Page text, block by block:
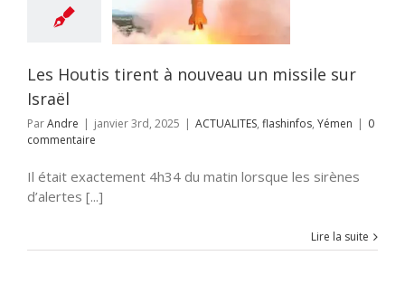
flashinfos
Les Houtis tirent à nouveau un missile sur
Israël
ParAndre | janvier 3rd, 2025 | ACTUALITES, flashinfos, Yémen | 0
commentaire
Il était exactement 4h34 du matin lorsque les sirènes
d’alertes [...]
Lire la suite